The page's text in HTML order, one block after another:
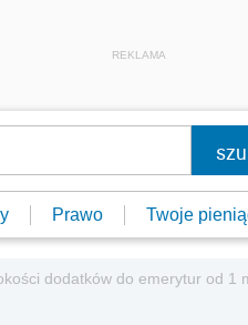
REKLAMA
Prawo Twoje
dodatków do emerytur od 1